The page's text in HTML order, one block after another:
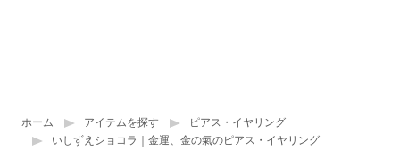
ホーム アイテムを探す
ピアス・イヤリング
いしずえショコラ｜金運、金の氣のピアス・イヤリング